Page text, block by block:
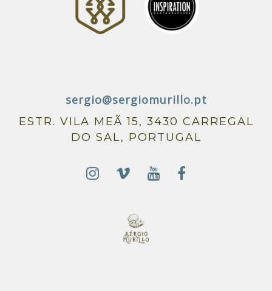
sergio@sergiomurillo.pt
ESTR. VILA MEÃ 15, 3430 CARREGAL
DO SAL, PORTUGAL